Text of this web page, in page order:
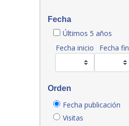
Fecha
Últimos 5 años
Fecha inicio
Fecha fin
Orden
Fecha publicación
Visitas